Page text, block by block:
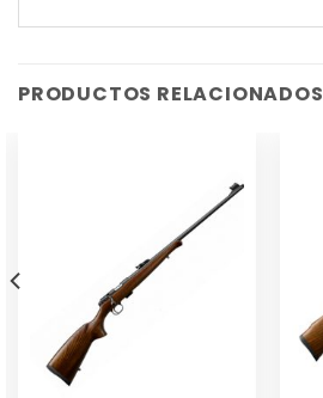
PRODUCTOS RELACIONADOS